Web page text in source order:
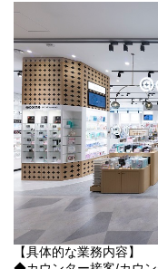
【具体的な業務内容】